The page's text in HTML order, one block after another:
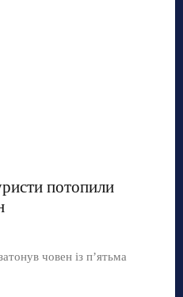
потопили
човен із п’ятьма